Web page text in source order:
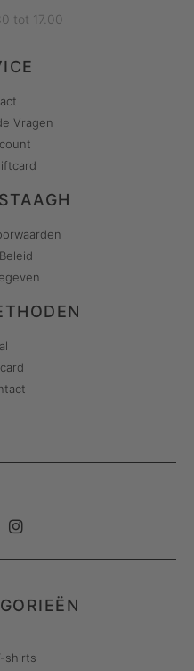
tot 17.00
Vragen
shirts